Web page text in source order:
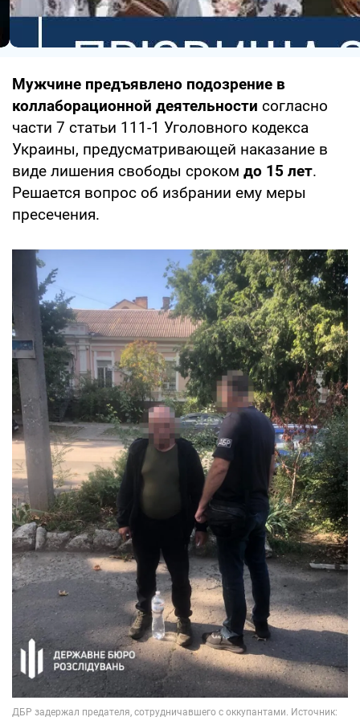
Мужчине предъявлено подозрение в
коллаборационной деятельности согласно
части 7 статьи 111-1 Уголовного кодекса
Украины, предусматривающей наказание в
виде лишения свободы сроком до 15 лет.
Решается вопрос об избрании ему меры
пресечения.